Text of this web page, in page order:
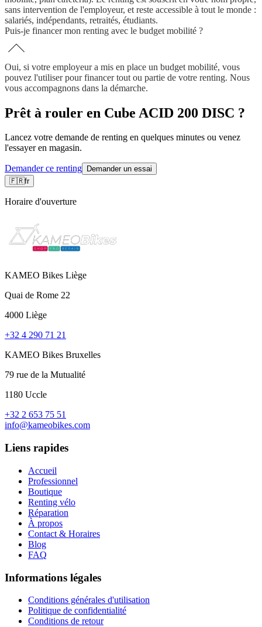
sans intervention de l'employeur, et reste accessible à tout le monde :
salariés, indépendants, retraités, étudiants.
Puis-je financer mon renting avec le budget mobilité ?
Oui, si votre employeur a mis en place un budget mobilité, vous
pouvez l'utiliser pour financer tout ou partie de votre renting. Nous
vous accompagnons dans la démarche.
Prêt à rouler en Cube ACID 200 DISC ?
Lancez votre demande de renting en quelques minutes ou venez
l'essayer en magasin.
Demander ce renting
Demander un essai
🇫🇷fr
Horaire d'ouverture
KAMEO Bikes Liège
Quai de Rome 22
4000 Liège
+32 4 290 71 21
KAMEO Bikes Bruxelles
79 rue de la Mutualité
1180 Uccle
+32 2 653 75 51
info@kameobikes.com
Liens rapides
Accueil
Professionnel
Boutique
Renting vélo
Réparation
À propos
Contact & Horaires
Blog
FAQ
Informations légales
Conditions générales d'utilisation
Politique de confidentialité
Conditions de retour